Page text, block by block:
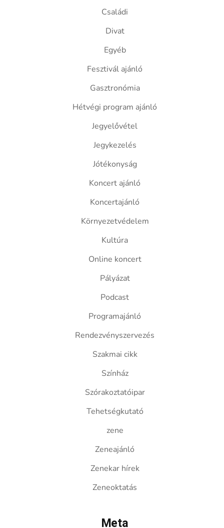
Családi
Divat
Egyéb
Fesztivál ajánló
Gasztronómia
Hétvégi program ajánló
Jegyelővétel
Jegykezelés
Jótékonyság
Koncert ajánló
Koncertajánló
Környezetvédelem
Kultúra
Online koncert
Pályázat
Podcast
Programajánló
Rendezvényszervezés
Szakmai cikk
Színház
Szórakoztatóipar
Tehetségkutató
zene
Zeneajánló
Zenekar hírek
Zeneoktatás
Meta